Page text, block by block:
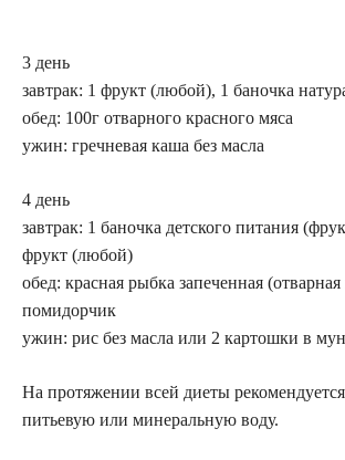
3 день
завтрак: 1 фрукт (любой), 1 баночка
обед: 100г отварного красного мяса
ужин: гречневая каша без масла
4 день
завтрак: 1 баночка детского питания
фрукт (любой)
обед: красная рыбка запеченная
помидорчик
ужин: рис без масла или 2 картошки в
На протяжении всей диеты
питьевую или минеральную воду.